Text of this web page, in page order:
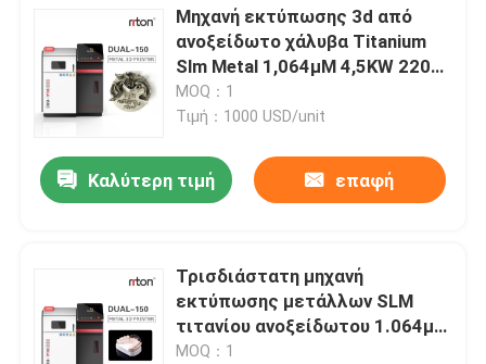
Μηχανή εκτύπωσης 3d από
ανοξείδωτο χάλυβα Titanium
Slm Metal 1,064μM 4,5KW 220V
CNC
MOQ：1
Τιμή：1000 USD/unit
Καλύτερη τιμή επαφή
Τρισδιάστατη μηχανή
εκτύπωσης μετάλλων SLM
τιτανίου ανοξείδωτου 1.064μM
4.5KW 220V
MOQ：1